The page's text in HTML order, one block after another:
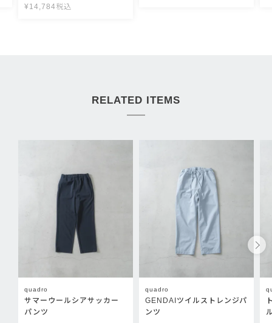
¥14,784税込
RELATED ITEMS
quadro
サマーウールシアサッカー
パンツ
quadro
GENDAIツイルストレンジパ
ンツ